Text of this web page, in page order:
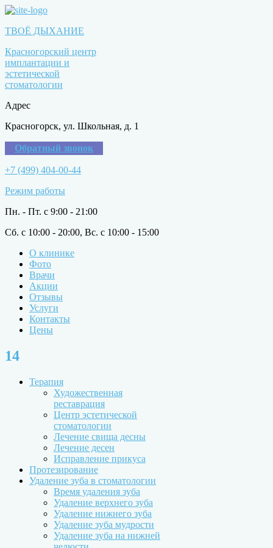
ТВОЁ ДЫХАНИЕ
Красногорский центр
имплантации и
эстетической
стоматологии
Адрес
Красногорск, ул. Школьная, д. 1
Обратный звонок
+7 (499) 404-00-44
Режим работы
Пн. - Пт. с 9:00 - 21:00
Сб. с 10:00 - 20:00, Вс. с 10:00 - 15:00
О клинике
Фото
Врачи
Акции
Отзывы
Услуги
Контакты
Цены
14
Терапия
Художественная
реставрация
Центр эстетической
стоматологии
Лечение свища десны
Лечение десен
Исправление прикуса
Протезирование
Удаление зуба в стоматологии
Время удаления зуба
Удаление верхнего зуба
Удаление нижнего зуба
Удаление зуба мудрости
Удаление зуба на нижней